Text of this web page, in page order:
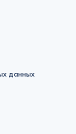
данных